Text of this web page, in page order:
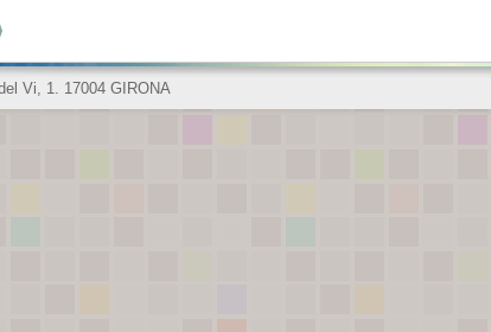
Vi, 1. 17004 GIRONA